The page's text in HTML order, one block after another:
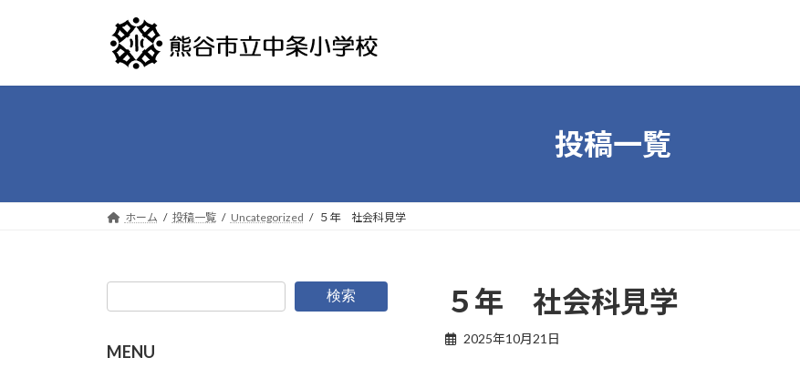
プ
動
投稿一覧
ホーム 投稿一覧 Uncategorized ５年 社会科見学
５年 社会科見学
2025年10月21日
検索
MENU